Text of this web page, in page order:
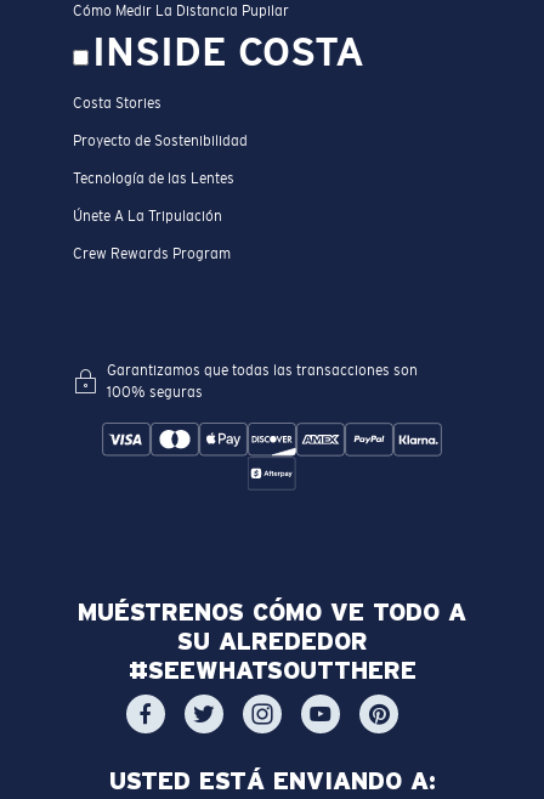
Cómo Medir La Distancia Pupilar
INSIDE COSTA
Costa Stories
Proyecto de Sostenibilidad
Tecnología de las Lentes
Únete A La Tripulación
Crew Rewards Program
Garantizamos que todas las transacciones son
100% seguras
MUÉSTRENOS CÓMO VE TODO A
SU ALREDEDOR
#SEEWHATSOUTTHERE
USTED ESTÁ ENVIANDO A: